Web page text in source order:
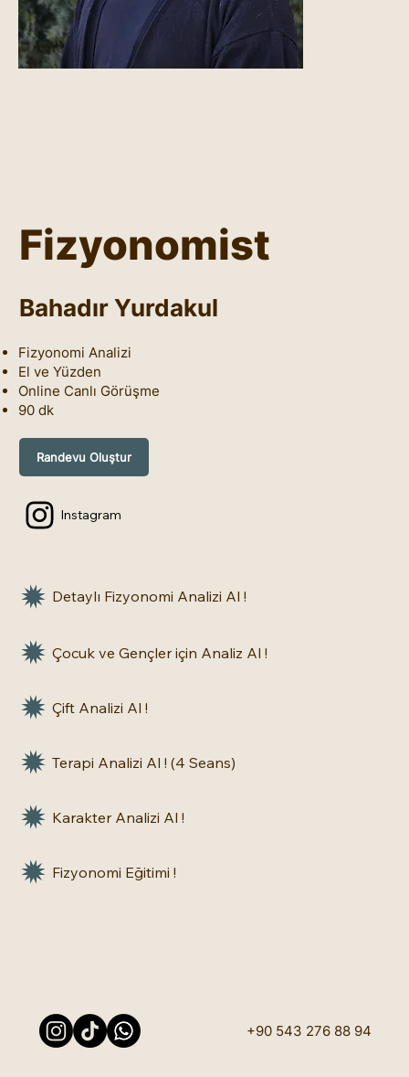
Fizyonomist
Bahadır Yurdakul
Fizyonomi Analizi
El ve Yüzden
Online Canlı Görüşme
90 dk
Randevu Oluştur
Instagram
Detaylı Fizyonomi Analizi Al !
Karakter Analizi Al !
Çocuk ve Gençler için Analiz Al !
Terapi Analizi Al ! (4 Seans)
Çift Analizi Al !
Fizyonomi Eğitimi !
+90 543 276 88 94